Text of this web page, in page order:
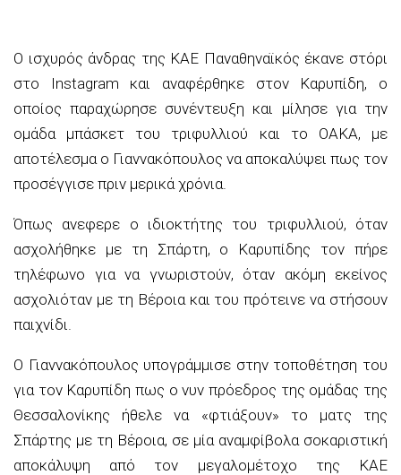
Ο ισχυρός άνδρας της ΚΑΕ Παναθηναϊκός έκανε στόρι
στο Instagram και αναφέρθηκε στον Καρυπίδη, ο
οποίος παραχώρησε συνέντευξη και μίλησε για την
ομάδα μπάσκετ του τριφυλλιού και το ΟΑΚΑ, με
αποτέλεσμα ο Γιαννακόπουλος να αποκαλύψει πως τον
προσέγγισε πριν μερικά χρόνια.
Όπως ανεφερε ο ιδιοκτήτης του τριφυλλιού, όταν
ασχολήθηκε με τη Σπάρτη, ο Καρυπίδης τον πήρε
τηλέφωνο για να γνωριστούν, όταν ακόμη εκείνος
ασχολιόταν με τη Βέροια και του πρότεινε να στήσουν
παιχνίδι.
Ο Γιαννακόπουλος υπογράμμισε στην τοποθέτηση του
για τον Καρυπίδη πως ο νυν πρόεδρος της ομάδας της
Θεσσαλονίκης ήθελε να «φτιάξουν» το ματς της
Σπάρτης με τη Βέροια, σε μία αναμφίβολα σοκαριστική
αποκάλυψη από τον μεγαλομέτοχο της ΚΑΕ